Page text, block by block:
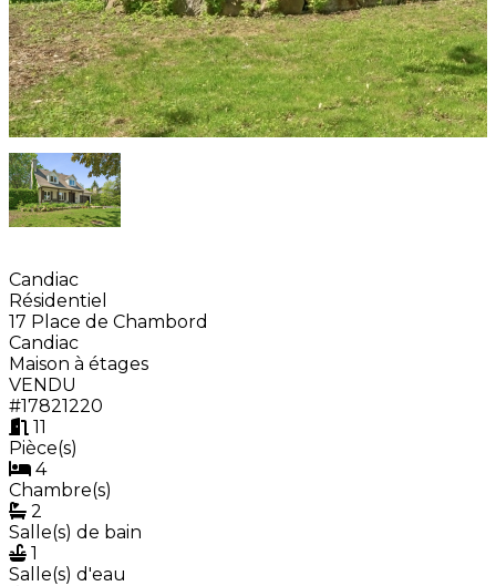
Candiac
Résidentiel
17 Place de Chambord
Candiac
Maison à étages
VENDU
#17821220
11
Pièce(s)
4
Chambre(s)
2
Salle(s) de bain
1
Salle(s) d'eau